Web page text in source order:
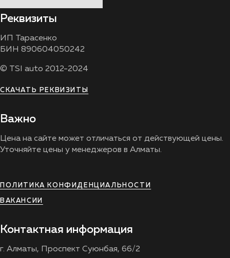
Реквизиты
ИП Тарасенко
БИН 890604050242
© TSI auto 2012-2024
СКАЧАТЬ РЕКВИЗИТЫ
Важно
Цена на сайте может отличаться от действующей цены.
Уточняйте цены у менеджеров в Алматы.
ПОЛИТИКА КОНФИДЕНЦИАЛЬНОСТИ
ВАКАНСИИ
Контактная информация
г. Алматы, Проспект Суюнбая, 66/2